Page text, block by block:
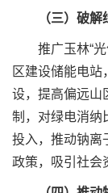
（三）破解
推广玉林“光
区建设储能电
设，提高偏远山
制，对绿电消纳
投入，推动钠离
政策，吸引社会